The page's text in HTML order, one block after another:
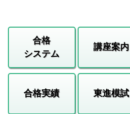
合格
システム
講座案内
合格実績 東進模試